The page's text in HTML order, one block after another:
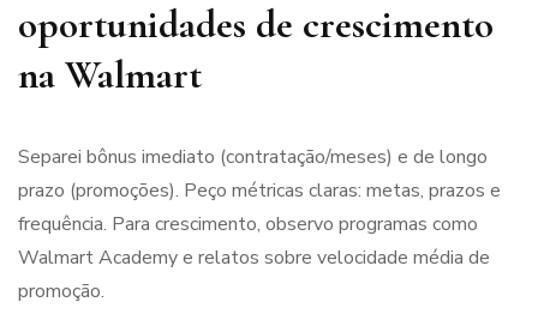
oportunidades de crescimento
na Walmart
Separei bônus imediato (contratação/meses) e de longo
prazo (promoções). Peço métricas claras: metas, prazos e
frequência. Para crescimento, observo programas como
Walmart Academy e relatos sobre velocidade média de
promoção.